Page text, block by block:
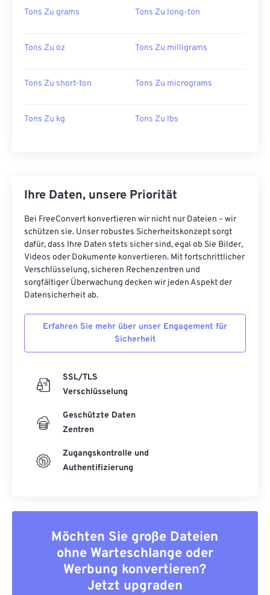
Tons Zu grams Tons Zu long-ton
Tons Zu oz Tons Zu milligrams
Tons Zu short-ton Tons Zu micrograms
Tons Zu kg Tons Zu lbs
Ihre Daten, unsere Priorität
Bei FreeConvert konvertieren wir nicht nur Dateien – wir
schützen sie. Unser robustes Sicherheitskonzept sorgt
dafür, dass Ihre Daten stets sicher sind, egal ob Sie Bilder,
Videos oder Dokumente konvertieren. Mit fortschrittlicher
Verschlüsselung, sicheren Rechenzentren und
sorgfältiger Überwachung decken wir jeden Aspekt der
Datensicherheit ab.
Erfahren Sie mehr über unser Engagement für
Sicherheit
SSL/TLS
Verschlüsselung
Geschützte Daten
Zentren
Zugangskontrolle und
Authentifizierung
Möchten Sie große Dateien
ohne Warteschlange oder
Werbung konvertieren?
Jetzt upgraden